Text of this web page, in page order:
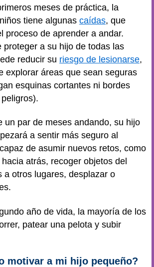
meses de práctica, la
tiene algunas caídas, que
proceso de aprender a andar.
proteger a su hijo de todas las
reducir su riesgo de lesionarse,
explorar áreas que sean seguras
esquinas cortantes ni bordes
un par de meses andando, su hijo
a sentir más seguro al
de asumir nuevos retos, como
atrás, recoger objetos del
a otros lugares, desplazar o
año de vida, la mayoría de los
patear una pelota y subir
motivar a mi hijo pequeño?